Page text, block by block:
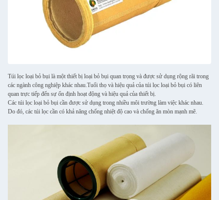
Túi lọc loại bỏ bụi là một thiết bị loại bỏ bụi quan trọng và được sử dụng rộng rãi trong
các ngành công nghiệp khác nhau.Tuổi thọ và hiệu quả của túi lọc loại bỏ bụi có liên
quan trực tiếp đến sự ổn định hoạt động và hiệu quả của thiết bị.
Các túi lọc loại bỏ bụi cần được sử dụng trong nhiều môi trường làm việc khác nhau.
Do đó, các túi lọc cần có khả năng chống nhiệt độ cao và chống ăn mòn mạnh mẽ.